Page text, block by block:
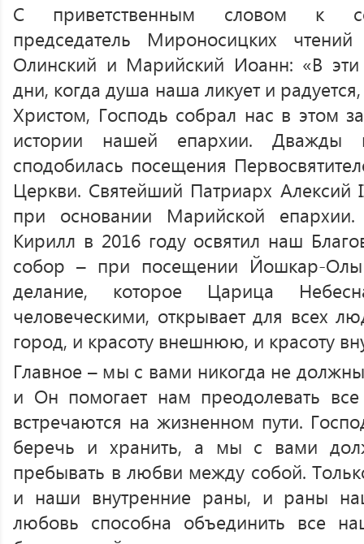
С приветственным словом к
председатель Мироносицких
Олинский и Марийский Иоанн: «В эти
дни, когда душа наша ликует и
Христом, Господь собрал нас в этом
истории нашей епархии. Дважды
сподобилась посещения
Церкви. Святейший Патриарх Алексий
при основании Марийской
Кирилл в 2016 году освятил наш
собор – при посещении Йошкар-
делание, которое Царица
человеческими, открывает для всех
город, и красоту внешнюю, и красоту
Главное – мы с вами никогда не
и Он помогает нам преодолевать все
встречаются на жизненном пути.
беречь и хранить, а мы с вами
пребывать в любви между собой.
и наши внутренние раны, и раны
любовь способна объединить все